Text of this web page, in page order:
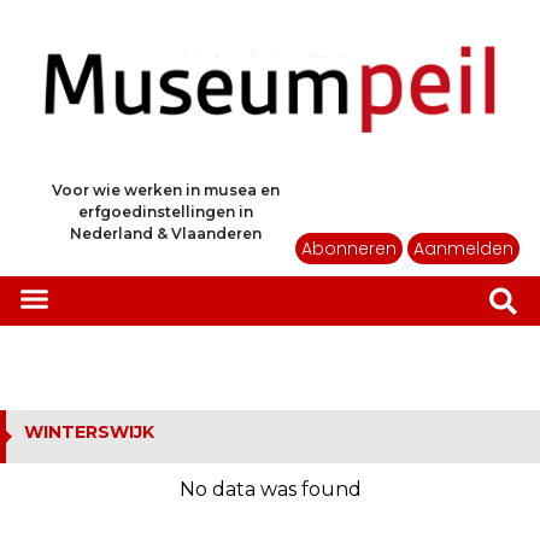
Voor wie werken in musea en
erfgoedinstellingen in
Nederland & Vlaanderen
Abonneren Aanmelden
WINTERSWIJK
No data was found